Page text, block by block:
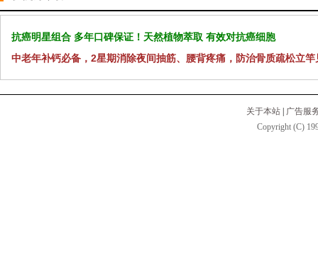
抗癌明星组合 多年口碑保证！天然植物萃取 有效对抗癌细胞
中老年补钙必备，2星期消除夜间抽筋、腰背疼痛，防治骨质疏松立竿
关于本站
广告服
Copyright (C)